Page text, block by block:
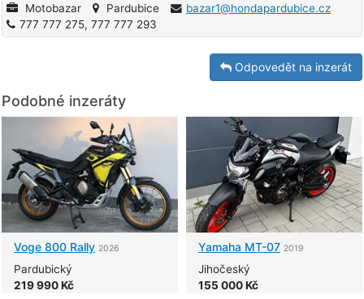
Motobazar Pardubice
bazar1@hondapardubice.cz
777 777 275, 777 777 293
Odpovedět na inzerát
Podobné inzeráty
Voge 800 Rally 2026
Pardubický
219 990 Kč
Yamaha MT-07 2019
Jihočeský
155 000 Kč